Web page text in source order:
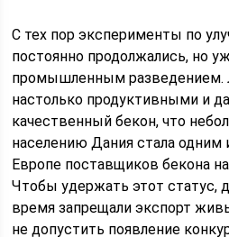
С тех пор эксперименты по
постоянно продолжались, но
промышленным разведением.
настолько продуктивными и
качественный бекон, что
населению Дания стала одним
Европе поставщиков бекона
Чтобы удержать этот статус,
время запрещали экспорт
не допустить появление